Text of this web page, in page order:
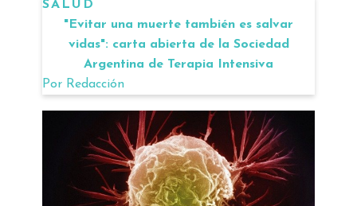
SALUD
"Evitar una muerte también es salvar
vidas": carta abierta de la Sociedad
Argentina de Terapia Intensiva
Por Redacción